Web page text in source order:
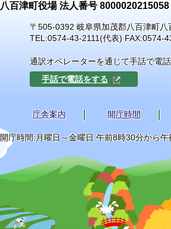
八百津町役場 法人番号 8000020215058
〒505-0392 岐阜県加茂郡八百津町八
TEL:0574-43-2111(代表) FAX:0574-
通訳オペレーターを通じて手話で電話
手話で電話をする
庁舎案内 開庁時間
開庁時間:月曜日～金曜日 午前8時30分から